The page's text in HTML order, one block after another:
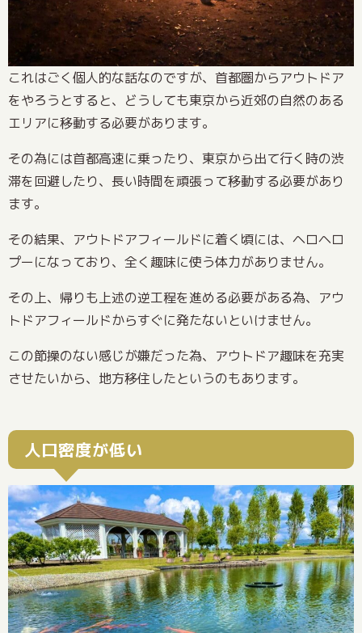
これはごく個人的な話なのですが、首都圏からアウトドア
をやろうとすると、どうしても東京から近郊の自然のある
エリアに移動する必要があります。
その為には首都高速に乗ったり、東京から出て行く時の渋
滞を回避したり、長い時間を頑張って移動する必要があり
ます。
その結果、アウトドアフィールドに着く頃には、ヘロヘロ
プーになっており、全く趣味に使う体力がありません。
その上、帰りも上述の逆工程を進める必要がある為、アウ
トドアフィールドからすぐに発たないといけません。
この節操のない感じが嫌だった為、アウトドア趣味を充実
させたいから、地方移住したというのもあります。
人口密度が低い